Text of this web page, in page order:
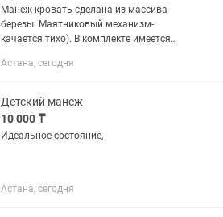
Манеж-кровать сделана из массива
березы. Маятниковый механизм-
качается тихо). В комплекте имеется
Астана, сегодня
Детский манеж
10 000 ₸
Идеальное состояние,
Астана, сегодня